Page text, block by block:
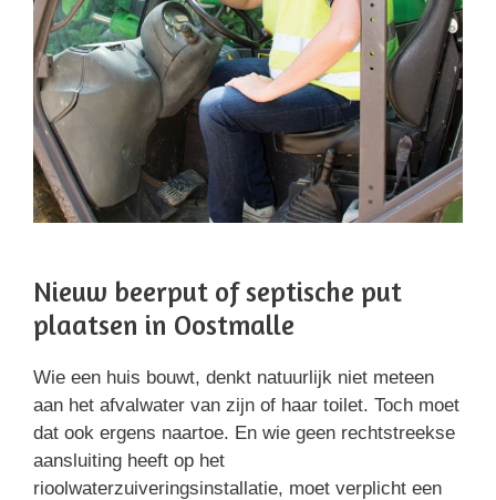
Nieuw beerput of septische put
plaatsen in Oostmalle
Wie een huis bouwt, denkt natuurlijk niet meteen
aan het afvalwater van zijn of haar toilet. Toch moet
dat ook ergens naartoe. En wie geen rechtstreekse
aansluiting heeft op het
rioolwaterzuiveringsinstallatie, moet verplicht een